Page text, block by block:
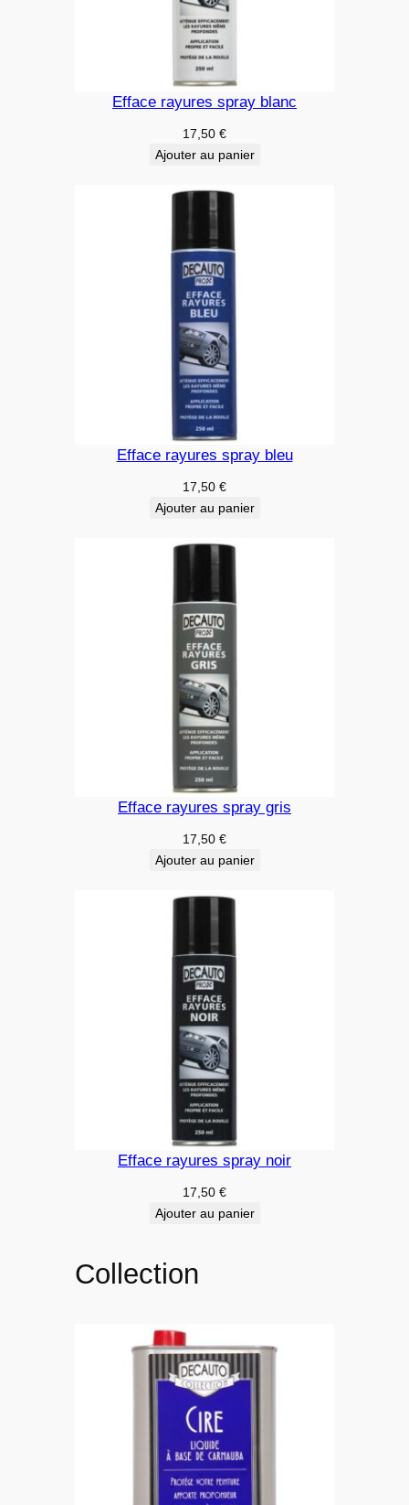
Efface rayures spray blanc
17,50 €
Ajouter au panier
Efface rayures spray bleu
17,50 €
Ajouter au panier
Efface rayures spray gris
17,50 €
Ajouter au panier
Efface rayures spray noir
17,50 €
Ajouter au panier
Collection